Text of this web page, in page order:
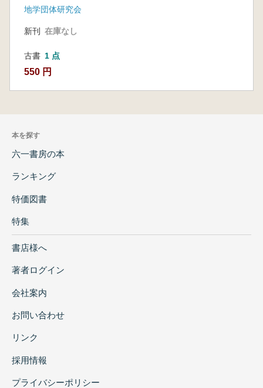
地学団体研究会
新刊 在庫なし
古書 1 点
550 円
本を探す
六一書房の本
ランキング
特価図書
特集
書店様へ
著者ログイン
会社案内
お問い合わせ
リンク
採用情報
プライバシーポリシー